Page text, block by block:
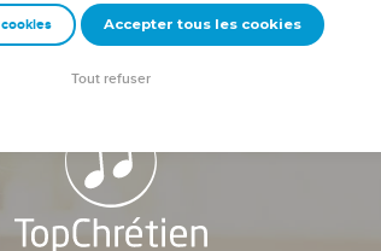
Accepter tous les cookies
Tout refuser